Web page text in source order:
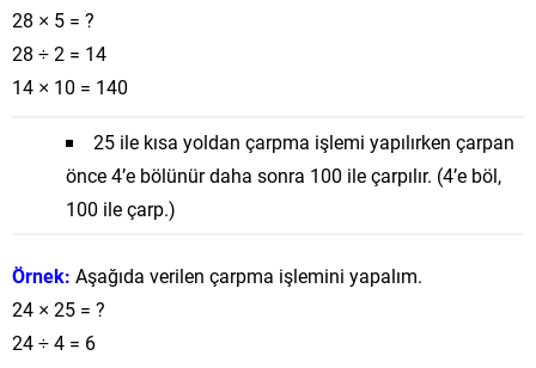
28 × 5 = ?
28 ÷ 2 = 14
14 × 10 = 140
25 ile kısa yoldan çarpma işlemi yapılırken çarpan
önce 4’e bölünür daha sonra 100 ile çarpılır. (4’e böl,
100 ile çarp.)
Örnek: Aşağıda verilen çarpma işlemini yapalım.
24 × 25 = ?
24 ÷ 4 = 6